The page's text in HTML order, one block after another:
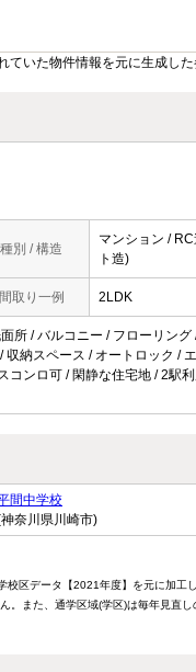
いた物件情報を元に生成した
種別 / 構造
マンション /
ト造)
間取り一例 2LDK
所 / バルコニー / フローリン
納スペース / オートロック /
コンロ可 / 閑静な住宅地 / 2駅
間中学校
奈川県川崎市)
区データ【2021年度】を元に加工
。また、通学区域(学区)は毎年見直